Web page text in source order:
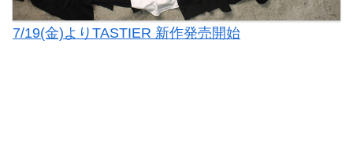
7/19(金)よりTASTIER 新作発売開始